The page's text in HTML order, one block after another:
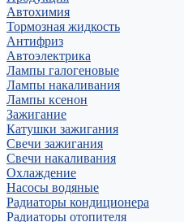
Автохимия
Тормозная жидкость
Антифриз
Автоэлектрика
Лампы галогеновые
Лампы накаливания
Лампы ксенон
Зажигание
Катушки зажигания
Свечи зажигания
Свечи накаливания
Охлаждение
Насосы водяные
Радиаторы кондиционера
Радиаторы отопителя